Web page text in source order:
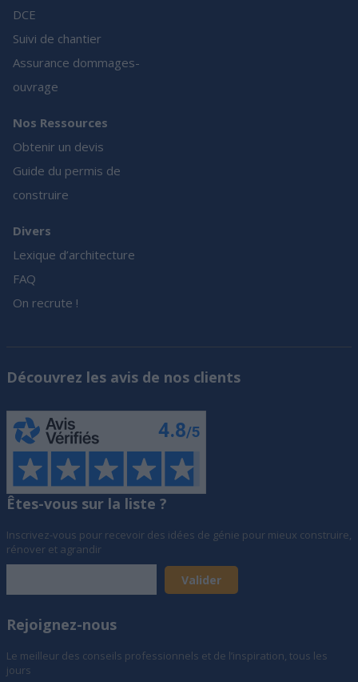
DCE
Suivi de chantier
Assurance dommages-
ouvrage
Nos Ressources
Obtenir un devis
Guide du permis de
construire
Divers
Lexique d’architecture
FAQ
On recrute !
Découvrez les avis de nos clients
Êtes-vous sur la liste ?
Inscrivez-vous pour recevoir des idées de génie pour mieux construire,
rénover et agrandir
Rejoignez-nous
Le meilleur des conseils professionnels et de l’inspiration, tous les
jours